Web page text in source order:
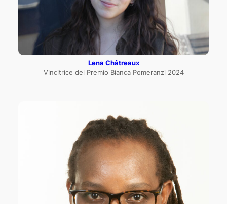
Lena Châtreaux
Vincitrice del Premio Bianca Pomeranzi 2024